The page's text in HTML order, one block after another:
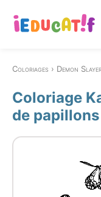
Coloriages Demon Slayer
Coloriage
de papillons